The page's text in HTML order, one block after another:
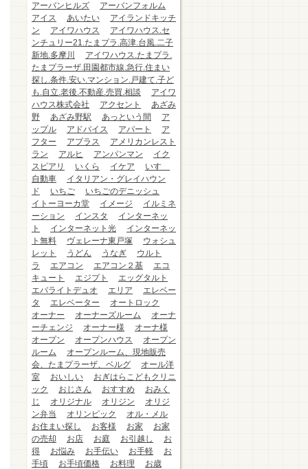
アーバンヒルズ
アーバンフォルム
アイス
あいたい
アイランドキッチ
ン
アイワハウス
アイワハウス.セ
ンチュリー21.たまプラ.高津.台風.二子
新地.多摩川
アイワハウス.たまプラ.
たまプラーザ.田園都市線.急行.住まい
探し.条件.安い.マンション.戸建て.子ど
も.自立.老後.不動産.売買.相談
アイワ
ハウス株式会社
アクセント
あざみ
野
あざみ野駅 あっという間
ア
ップル
アドバイス アパート
ア
フター
アプラス
アメリカンレスト
ラン
アルヒ アンパンマン
イク
スピアリ
いくら イケア
いすゞ
自動車
イタリアン・グレイハウン
ド
いちご
いちごのデニッシュ
イトーヨーカ堂
イメージ
イルミネ
ーション
インスタ
インターネッ
ト
インターネット光
インターネッ
ト無料
ヴェレーナ東戸塚
ウォシュ
レット
うどん うなぎ
ウルト
ラ
エアコン エアコン２基
エコ
キュート
エジプト
エッグタルト
エバライトデュオ
エリア
エレベー
タ
エレベーター
オートロック
オーナー
オーナーズルーム
オーナ
ーチェンジ
オーナー様
オーナ様
オープン
オープンハウス
オープン
ルーム
オープンルーム、現地販売
会、たまプラーザ、ベルグ
オール洋
室
おいしい
おぎはらこどもクリニ
ック
おじさん おすすめ
おみく
じ
オリジナル オリジン
オリジ
ン弁当
オリンピック
オル・メル
お住まい探し
お客様 お家
お家
の売却
お店 お庭 お引越し
お
得
お悩み お手伝い お手軽
お
手頃
お手頃価格 お料理
お歳